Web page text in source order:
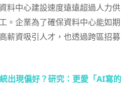
料中心建設速度遠遠超過人力供
。企業為了確保資料中心能如期
薪資吸引人才，也透過跨區招募
出現偏好？研究：更愛「AI寫的